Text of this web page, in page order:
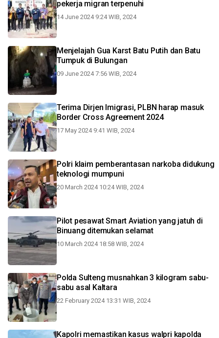
pekerja migran terpenuhi
14 June 2024 9:24 WIB, 2024
Menjelajah Gua Karst Batu Putih dan Batu
Tumpuk di Bulungan
09 June 2024 7:56 WIB, 2024
Terima Dirjen Imigrasi, PLBN harap masuk
Border Cross Agreement 2024
17 May 2024 9:41 WIB, 2024
Polri klaim pemberantasan narkoba didukung
teknologi mumpuni
20 March 2024 10:24 WIB, 2024
Pilot pesawat Smart Aviation yang jatuh di
Binuang ditemukan selamat
10 March 2024 18:58 WIB, 2024
Polda Sulteng musnahkan 3 kilogram sabu-
sabu asal Kaltara
22 February 2024 13:31 WIB, 2024
Kapolri memastikan kasus walpri kapolda